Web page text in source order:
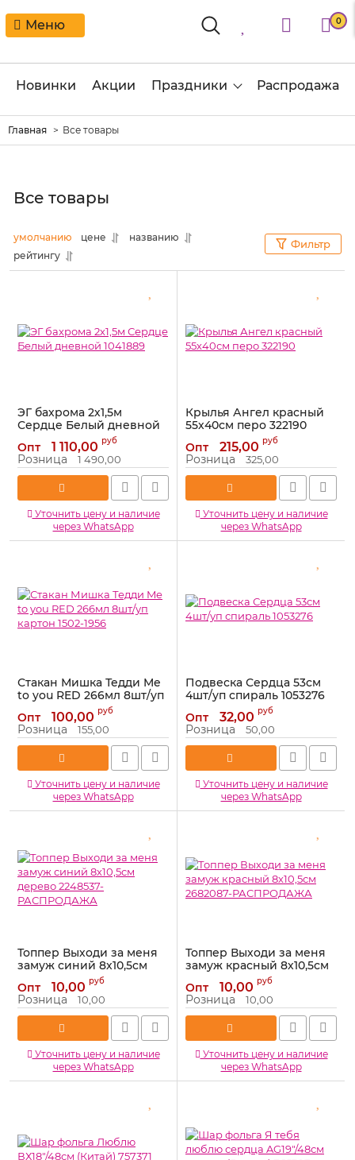
Меню 0
Новинки Акции Праздники Распродажа
Главная Все товары
Все товары
умолчанию цене
названию
рейтингу
Фильтр
ЭГ бахрома 2х1,5м
Сердце Белый дневной
Артикул: 1041889
Опт 1 110,00 руб
Розница 1 490,00
Уточнить цену и наличие
через WhatsApp
Крылья Ангел красный
55х40см перо 322190
Артикул: 322190
Опт 215,00 руб
Розница 325,00
Уточнить цену и наличие
через WhatsApp
Стакан Мишка Тедди Me
to you RED 266мл 8шт/уп
картон 1502-1956
Артикул: 1502-1956
Опт 100,00 руб
Розница 155,00
Уточнить цену и наличие
через WhatsApp
Подвеска Сердца 53см
4шт/уп спираль 1053276
Артикул: 1053276
Опт 32,00 руб
Розница 50,00
Уточнить цену и наличие
через WhatsApp
Топпер Выходи за меня
замуж синий 8х10,5см
дерево 2248537-
РАСПРОДАЖА
Артикул: 2248537-
РАСПРОДАЖА
Опт 10,00 руб
Розница 10,00
Уточнить цену и наличие
через WhatsApp
Топпер Выходи за меня
замуж красный 8х10,5см
2682087-РАСПРОДАЖА
Артикул: 2682087-
РАСПРОДАЖА
Опт 10,00 руб
Розница 10,00
Уточнить цену и наличие
через WhatsApp